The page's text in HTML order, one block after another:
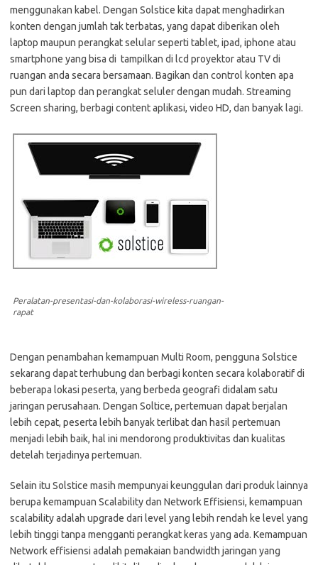
menggunakan kabel. Dengan Solstice kita dapat menghadirkan
konten dengan jumlah tak terbatas, yang dapat diberikan oleh
laptop maupun perangkat selular seperti tablet, ipad, iphone atau
smartphone yang bisa di tampilkan di lcd proyektor atau TV di
ruangan anda secara bersamaan. Bagikan dan control konten apa
pun dari laptop dan perangkat seluler dengan mudah. Streaming
Screen sharing, berbagi content aplikasi, video HD, dan banyak lagi.
Peralatan-presentasi-dan-kolaborasi-wireless-ruangan-
rapat
Dengan penambahan kemampuan Multi Room, pengguna Solstice
sekarang dapat terhubung dan berbagi konten secara kolaboratif di
beberapa lokasi peserta, yang berbeda geografi didalam satu
jaringan perusahaan. Dengan Soltice, pertemuan dapat berjalan
lebih cepat, peserta lebih banyak terlibat dan hasil pertemuan
menjadi lebih baik, hal ini mendorong produktivitas dan kualitas
detelah terjadinya pertemuan.
Selain itu Solstice masih mempunyai keunggulan dari produk lainnya
berupa kemampuan Scalability dan Network Effisiensi, kemampuan
scalability adalah upgrade dari level yang lebih rendah ke level yang
lebih tinggi tanpa mengganti perangkat keras yang ada. Kemampuan
Network effisiensi adalah pemakaian bandwidth jaringan yang